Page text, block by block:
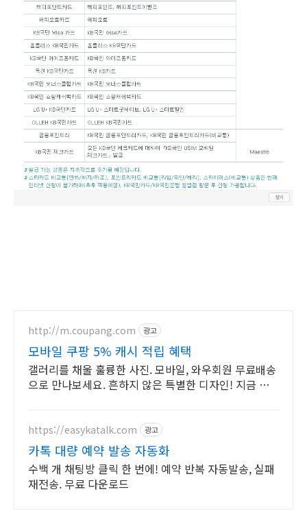
http://m.coupang.com 광고
모바일 쿠팡 5% 캐시 적립 혜택
갤러리를 채울 훌륭한 사진. 모바일, 와우회원 무료배송
으로 만나보세요. 흔하지 않은 특별한 디자인! 지금 쿠
https://easykatalk.com 광고
카톡 대량 예약 발송 자동화
수백 개 채팅방 클릭 한 번에! 예약 반복 자동발송, 실패
재전송. 무료 다운로드